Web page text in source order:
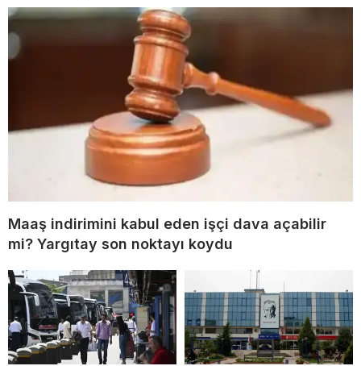
Maaş indirimini kabul eden işçi dava açabilir
mi? Yargıtay son noktayı koydu